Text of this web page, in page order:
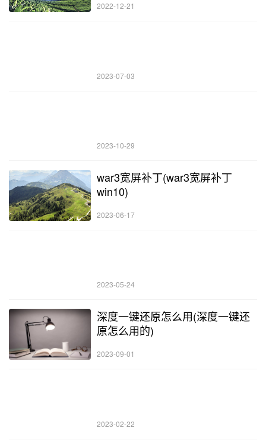
2022-12-21
2023-07-03
2023-10-29
war3宽屏补丁(war3宽屏补丁
win10)
2023-06-17
2023-05-24
深度一键还原怎么用(深度一键还
原怎么用的)
2023-09-01
2023-02-22